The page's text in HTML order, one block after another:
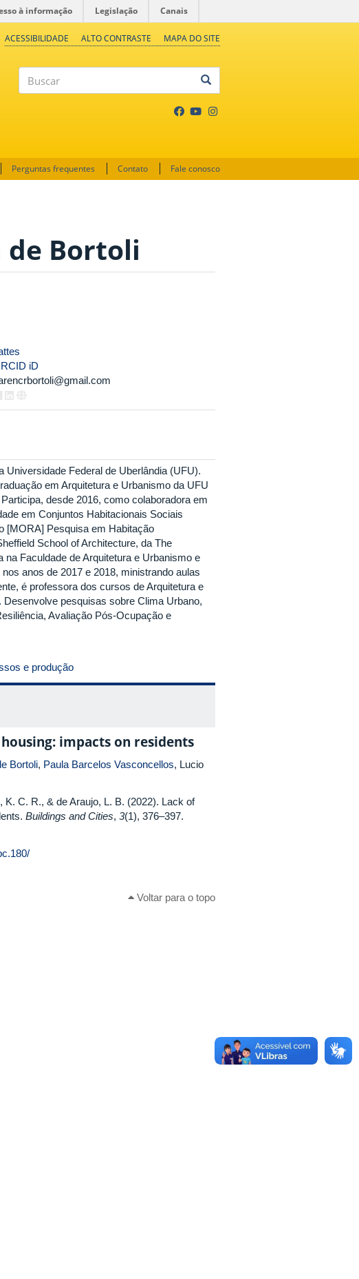
à informação Legislação Canais
ACESSIBILIDADE ALTO CONTRASTE MAPA DO SITE
Perguntas frequentes Contato Fale conosco
de Bortoli
iD
Federal de Uberlândia (UFU).
em Arquitetura e Urbanismo da UFU
desde 2016, como colaboradora em
em Conjuntos Habitacionais Sociais
[MORA] Pesquisa em Habitação
School of Architecture, da The
Faculdade de Arquitetura e Urbanismo e
anos de 2017 e 2018, ministrando aulas
é professora dos cursos de Arquitetura e
pesquisas sobre Clima Urbano,
Avaliação Pós-Ocupação e
e produção
impacts on residents
Bortoli, Paula Barcelos Vasconcellos, Lucio
C. R., & de Araujo, L. B. (2022). Lack of
Buildings and Cities, 3(1), 376–397.
Voltar para o topo